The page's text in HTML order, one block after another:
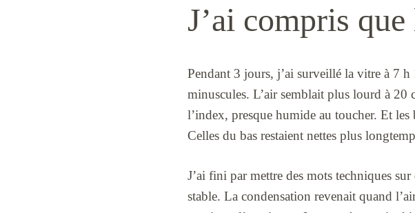
J’ai compris
Pendant 3 jours, j’ai surveillé la vitre à 7 h
minuscules. L’air semblait plus lourd à 20
l’index, presque humide au toucher. Et
Celles du bas restaient nettes plus
J’ai fini par mettre des mots techniques
stable. La condensation revenait quand